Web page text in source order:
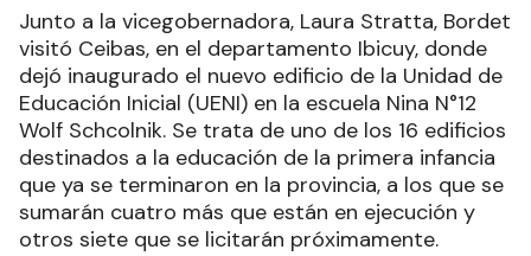
Junto a la vicegobernadora, Laura Stratta, Bordet
visitó Ceibas, en el departamento Ibicuy, donde
dejó inaugurado el nuevo edificio de la Unidad de
Educación Inicial (UENI) en la escuela Nina N°12
Wolf Schcolnik. Se trata de uno de los 16 edificios
destinados a la educación de la primera infancia
que ya se terminaron en la provincia, a los que se
sumarán cuatro más que están en ejecución y
otros siete que se licitarán próximamente.